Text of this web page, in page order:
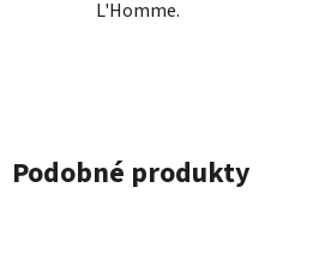
L'Homme.
Podobné produkty